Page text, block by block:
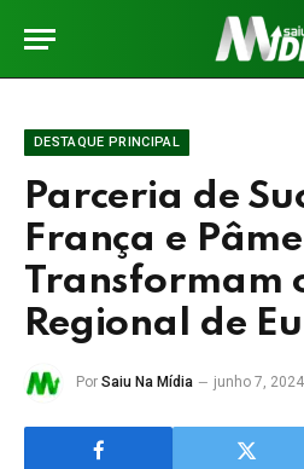
DESTAQUE PRINCIPAL
Parceria de
França e
Transformam
Regional de
Por Saiu Na Mídia junho 7, 2024